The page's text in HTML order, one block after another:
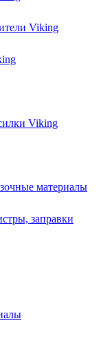
Viking
Viking
материалы
заправки